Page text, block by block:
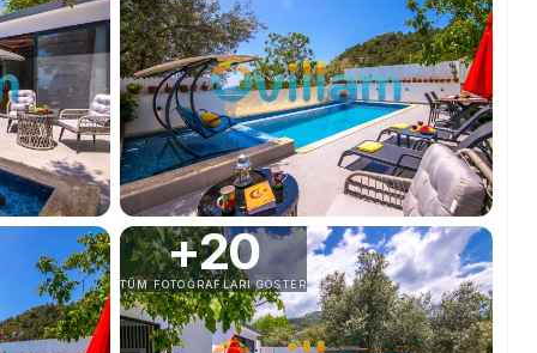
+20
TÜM FOTOĞRAFLARI GÖSTER